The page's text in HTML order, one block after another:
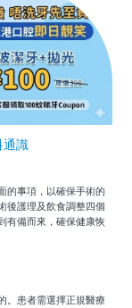
通識
事項，以確保手術的
後護理及飲食調整四個
有備而來，確保健康恢
患者需選擇正規醫療